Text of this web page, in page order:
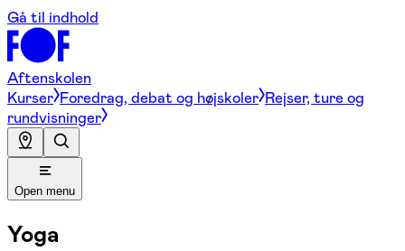
Gå til indhold
Aftenskolen
Kurser Foredrag, debat og højskoler Rejser, ture og
rundvisninger
Open menu
Yoga